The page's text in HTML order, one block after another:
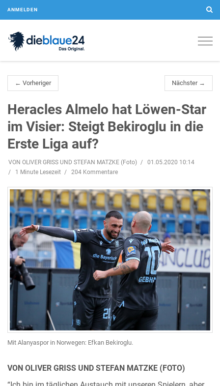
ANMELDEN
← Vorheriger Nächster →
Heracles Almelo hat Löwen-Star
im Visier: Steigt Bekiroglu in die
Erste Liga auf?
VON OLIVER GRISS UND STEFAN MATZKE (Foto)
01.05.2020 10:14
1 Minute Lesezeit
204 Kommentare
Mit Alanyaspor in Norwegen: Efkan Bekiroglu.
VON OLIVER GRISS UND STEFAN MATZKE (FOTO)